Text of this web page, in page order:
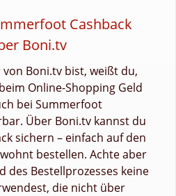
Cashback
Boni.tv
Boni.tv bist, weißt du,
Online-Shopping Geld
bei Summerfoot
Über Boni.tv kannst du
sichern – einfach auf den
bestellen. Achte aber
des Bestellprozesses keine
die nicht über